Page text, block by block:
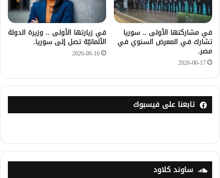
في مشاركتها الأولى .. سوريا
تشارك في المعرض السنوي في
مصر.
2026-06-17
في زيارتها الأولى .. وزيرة الدولة
الألمانيّة تصل إلى سوريا.
2026-06-16
تابعنا على فيسبوك
ساوند كلاود